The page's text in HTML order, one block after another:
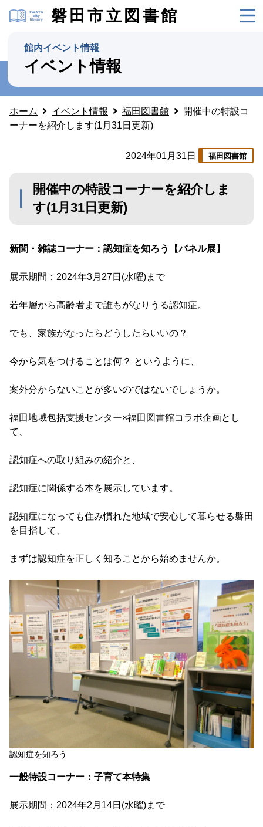
磐田市立図書館
館内イベント情報
イベント情報
ホーム イベント情報 福田図書館
開催中の特設コ
ーナーを紹介します(1月31日更新)
2024年01月31日 福田図書館
開催中の特設コーナーを紹介しま
す(1月31日更新)
新聞・雑誌コーナー ：認知症を知ろう【パネル展】
展示期間：2024年3月27日(水曜)まで
若年層から高齢者まで誰もがなりうる認知症。
でも、家族がなったらどうしたらいいの？
今から気をつけることは何？ というように、
案外分からないことが多いのではないでしょうか。
福田地域包括支援センター×福田図書館コラボ企画とし
て、
認知症への取り組みの紹介と、
認知症に関係する本を展示しています。
認知症になっても住み慣れた地域で安心して暮らせる磐田
を目指して、
まずは認知症を正しく知ることから始めませんか。
認知症を知ろう
一般特設コーナー：子育て本特集
展示期間：2024年2月14日(水曜)まで